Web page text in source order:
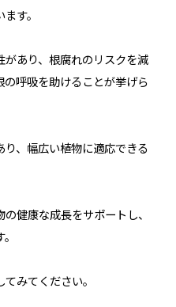
す。
あり、根腐れのリスクを減
呼吸を助けることが挙げら
、幅広い植物に適応できる
健康な成長をサポートし、
みてください。